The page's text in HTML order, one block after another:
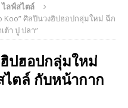
ไลฟ์สไตล์
Koo” ศิลปินวงฮิปฮอปกลุ่มใหม่ ฉีก
ต้า ปู ปลา”
ปฮอปกลุ่มใหม่
ตล์ กับหน้ากาก